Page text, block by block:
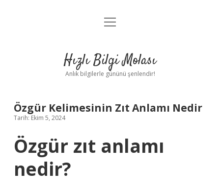
Anasayfa
Yasal Uyarı
menüyü
Hızlı Bilgi Molası
Anlık bilgilerle gününü şenlendir!
Özgür Kelimesinin Zıt Anlamı Nedir
Tarih: Ekim 5, 2024
Özgür zıt anlamı
nedir?